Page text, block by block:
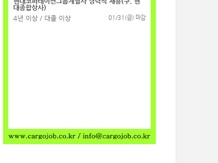
대종합상사)
4년 이상 / 대졸 이상
01/31(금) 마감